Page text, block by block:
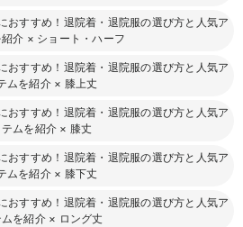
おすすめ！退院着・退院服の選び方と人気ア
介 × ショート・ハーフ
おすすめ！退院着・退院服の選び方と人気ア
ムを紹介 × 膝上丈
おすすめ！退院着・退院服の選び方と人気ア
テムを紹介 × 膝丈
おすすめ！退院着・退院服の選び方と人気ア
ムを紹介 × 膝下丈
おすすめ！退院着・退院服の選び方と人気ア
を紹介 × ロング丈